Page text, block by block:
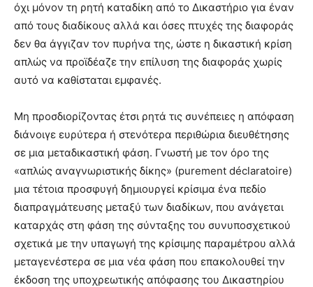
όχι μόνον τη ρητή καταδίκη από το Δικαστήριο για έναν
από τους διαδίκους αλλά και όσες πτυχές της διαφοράς
δεν θα άγγιζαν τον πυρήνα της, ώστε η δικαστική κρίση
απλώς να προϊδέαζε την επίλυση της διαφοράς χωρίς
αυτό να καθίσταται εμφανές.
Μη προσδιορίζοντας έτσι ρητά τις συνέπειες η απόφαση
διάνοιγε ευρύτερα ή στενότερα περιθώρια διευθέτησης
σε μια μεταδικαστική φάση. Γνωστή με τον όρο της
«απλώς αναγνωριστικής δίκης» (purement déclaratoire)
μια τέτοια προσφυγή δημιουργεί κρίσιμα ένα πεδίο
διαπραγμάτευσης μεταξύ των διαδίκων, που ανάγεται
καταρχάς στη φάση της σύνταξης του συνυποσχετικού
σχετικά με την υπαγωγή της κρίσιμης παραμέτρου αλλά
μεταγενέστερα σε μια νέα φάση που επακολουθεί την
έκδοση της υποχρεωτικής απόφασης του Δικαστηρίου